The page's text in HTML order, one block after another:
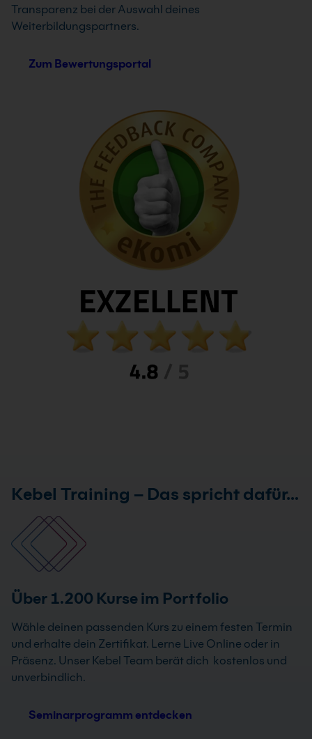
Transparenz bei der Auswahl deines
Weiterbildungspartners.
Zum Bewertungsportal
Kebel Training – Das spricht dafür…
Über 1.200 Kurse im Portfolio
Wähle deinen passenden Kurs zu einem festen Termin
und erhalte dein Zertifikat. Lerne Live Online oder in
Präsenz. Unser Kebel Team berät dich kostenlos und
unverbindlich.
Seminarprogramm entdecken